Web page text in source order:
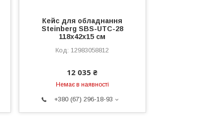
Кейс для обладнання
Steinberg SBS-UTC-28
118x42x15 см
12983058812
12 035 ₴
Немає в наявності
+380 (67) 296-18-93